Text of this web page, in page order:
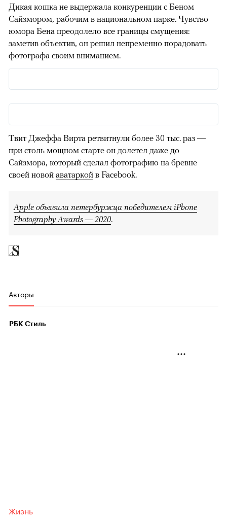
Дикая кошка не выдержала конкуренции с Беном
Сайзмором, рабочим в национальном парке. Чувство
юмора Бена преодолело все границы смущения:
заметив объектив, он решил непременно порадовать
фотографа своим вниманием.
00:00 / 00:00
Твит Джеффа Вирта ретвитнули более 30 тыс. раз —
при столь мощном старте он долетел даже до
Сайзмора, который сделал фотографию на бревне
своей новой аватаркой в Facebook.
Apple объявила петербуржца победителем iPhone
Photography Awards — 2020.
Авторы
РБК Стиль
Жизнь